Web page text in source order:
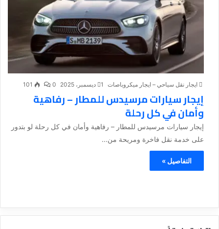
ايجار نقل سياحي – ايجار ميكروباصات 1 ديسمبر، 2025 0
101
إيجار سيارات مرسيدس للمطار – رفاهية
وأمان في كل رحلة
إيجار سيارات مرسيدس للمطار – رفاهية وأمان في كل رحلة لو بتدور
على خدمة نقل فاخرة ومريحة من...
التفاصيل »